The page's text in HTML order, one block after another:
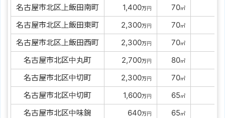
名古屋市北区上飯田南町 1,400万円 70㎡
名古屋市北区上飯田東町 2,300万円 70㎡
名古屋市北区上飯田西町 2,300万円 70㎡
名古屋市北区中丸町 2,700万円 80㎡
名古屋市北区中切町 2,300万円 70㎡
名古屋市北区中切町 1,600万円 65㎡
名古屋市北区中味鋺 640万円 65㎡